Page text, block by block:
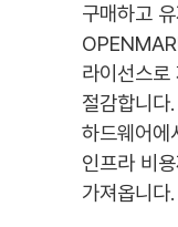
구매하고
라이선스로
절감합니다
하드웨어에
인프라 비
가져옵니다.